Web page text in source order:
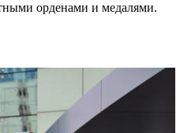
орденами и медалями.